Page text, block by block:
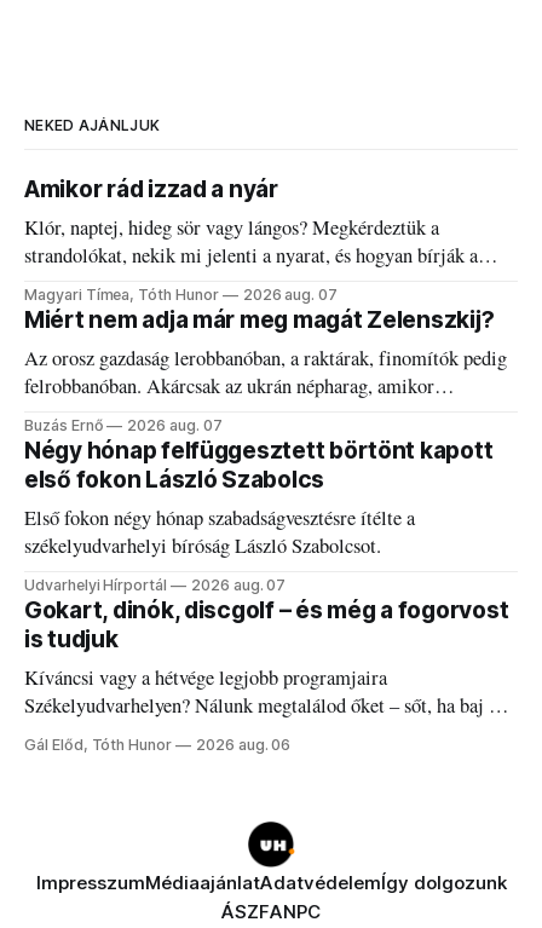
NEKED AJÁNLJUK
Amikor rád izzad a nyár
Klór, naptej, hideg sör vagy lángos? Megkérdeztük a
strandolókat, nekik mi jelenti a nyarat, és hogyan bírják a
kánikulát.
Magyari Tímea, Tóth Hunor 2026 aug. 07
Miért nem adja már meg magát Zelenszkij?
Az orosz gazdaság lerobbanóban, a raktárak, finomítók pedig
felrobbanóban. Akárcsak az ukrán népharag, amikor
elégedetlen vezetőivel.
Buzás Ernő 2026 aug. 07
Négy hónap felfüggesztett börtönt kapott
első fokon László Szabolcs
Első fokon négy hónap szabadságvesztésre ítélte a
székelyudvarhelyi bíróság László Szabolcsot.
Udvarhelyi Hírportál 2026 aug. 07
Gokart, dinók, discgolf – és még a fogorvost
is tudjuk
Kíváncsi vagy a hétvége legjobb programjaira
Székelyudvarhelyen? Nálunk megtalálod őket – sőt, ha baj van
a fogaddal, a fogorvosi ügyeletet is!
Gál Előd, Tóth Hunor 2026 aug. 06
ImpresszumMédiaajánlatAdatvédelemÍgy dolgozunk
ÁSZFANPC